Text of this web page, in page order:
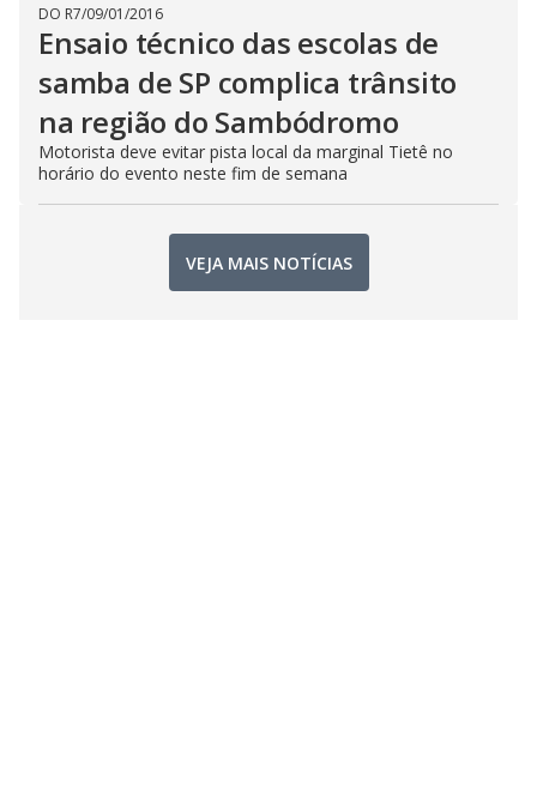
DO R7/09/01/2016
Ensaio técnico das escolas de
samba de SP complica trânsito
na região do Sambódromo
Motorista deve evitar pista local da marginal Tietê no
horário do evento neste fim de semana
VEJA MAIS NOTÍCIAS